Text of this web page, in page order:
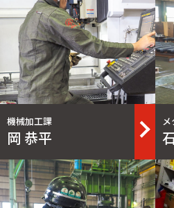
岡 恭平
機械加工課 メ